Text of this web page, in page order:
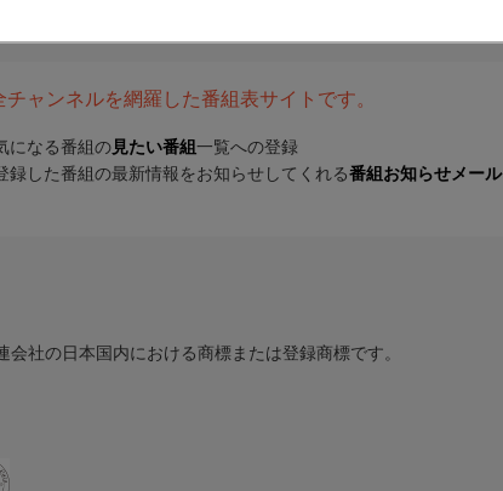
ャンネルを網羅した番組表サイトです。
になる番組の 見たい番組 一覧への登録
録した番組の最新情報をお知らせしてくれる番組お知らせメール
社の日本国内における商標または登録商標です。